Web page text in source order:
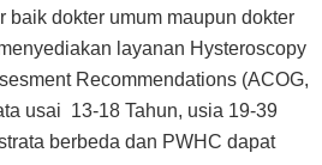
baik dokter umum maupun dokter
layanan Hysteroscopy
Recommendations (ACOG,
usai 13-18 Tahun, usia 19-39
berbeda dan PWHC dapat